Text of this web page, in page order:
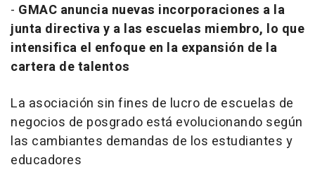
- GMAC anuncia nuevas incorporaciones a la
junta directiva y a las escuelas miembro, lo que
intensifica el enfoque en la expansión de la
cartera de talentos
La asociación sin fines de lucro de escuelas de
negocios de posgrado está evolucionando según
las cambiantes demandas de los estudiantes y
educadores